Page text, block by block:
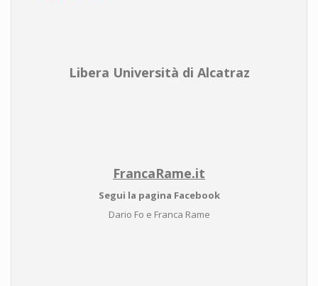
Libera Università di Alcatraz
FrancaRame.it
Segui la pagina Facebook
Dario Fo e Franca Rame